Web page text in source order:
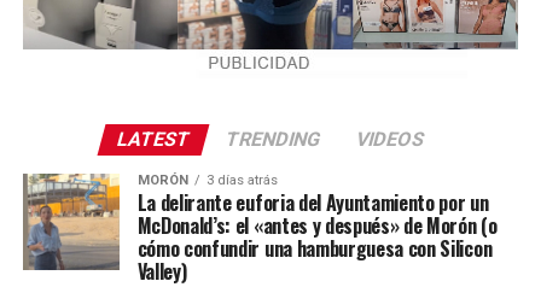
LATEST TRENDING VIDEOS
MORÓN 3 días atrás
La delirante euforia del Ayuntamiento por un
McDonald’s: el «antes y después» de Morón (o
cómo confundir una hamburguesa con Silicon
Valley)